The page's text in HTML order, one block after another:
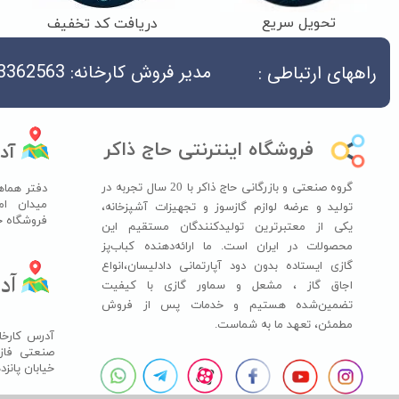
تحویل سریع دریافت کد تخفیف
فروشگاه اینترنتی حاج ذاکر
گروه صنعتی و بازرگانی حاج ذاکر با 20 سال تجربه در
تولید و عرضه لوازم گازسوز و تجهیزات آشپزخانه،
یکی از معتبرترین تولیدکنندگان مستقیم این
محصولات در ایران است. ما ارائه‌دهنده کباب‌پز
گازی ایستاده بدون دود آپارتمانی دادلیسان،انواع
اجاق گاز ،​​​​​​​ مشعل و سماور گازی با کیفیت
تضمین‌شده هستیم و خدمات پس از فروش
مطمئن، تعهد ما به شماست.
دفتر
میدان
فروشگاه
آدرس
خیابان
مدیر فروش کارخانه: 04533362563 راههای ارتباطی :